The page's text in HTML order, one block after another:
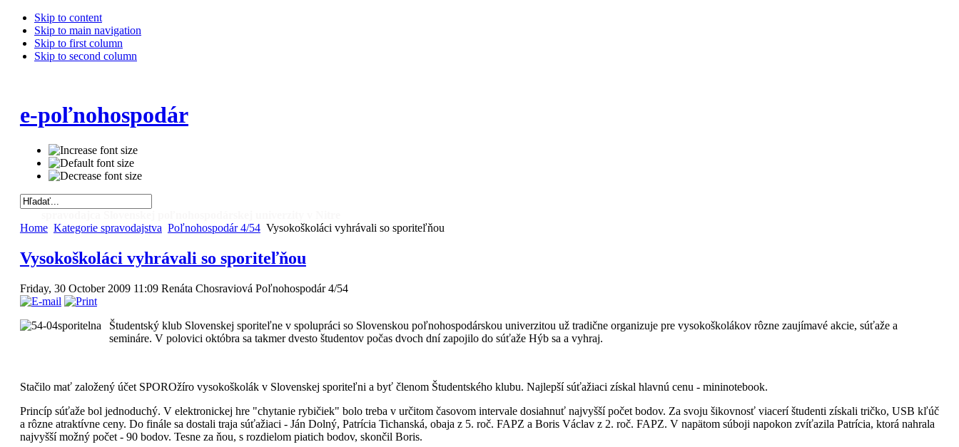
Skip to content
Skip to main navigation
Skip to first column
Skip to second column
e-poľnohospodár
Home Kategorie spravodajstva Poľnohospodár 4/54 Vysokoškoláci vyhrávali so sporiteľňou
Vysokoškoláci vyhrávali so sporiteľňou
Friday, 30 October 2009 11:09 Renáta Chosraviová Poľnohospodár 4/54
Študentský klub Slovenskej sporiteľne v spolupráci so Slovenskou poľnohospodárskou univerzitou už tradične organizuje pre vysokoškolákov rôzne zaujímavé akcie, súťaže a
semináre. V polovici októbra sa takmer dvesto študentov počas dvoch dní zapojilo do súťaže Hýb sa a vyhraj.
Stačilo mať založený účet SPOROžíro vysokoškolák v Slovenskej sporiteľni a byť členom Študentského klubu. Najlepší súťažiaci získal hlavnú cenu - mininotebook.
Princíp súťaže bol jednoduchý. V elektronickej hre "chytanie rybičiek" bolo treba v určitom časovom intervale dosiahnuť najvyšší počet bodov. Za svoju šikovnosť viacerí študenti získali tričko, USB kľúč
a rôzne atraktívne ceny. Do finále sa dostali traja súťažiaci - Ján Dolný, Patrícia Tichanská, obaja z 5. roč. FAPZ a Boris Václav z 2. roč. FAPZ. V napätom súboji napokon zvíťazila Patrícia, ktorá nahrala
najvyšší možný počet - 90 bodov. Tesne za ňou, s rozdielom piatich bodov, skončil Boris.